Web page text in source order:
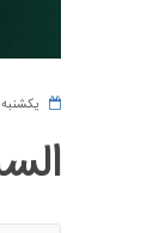
يكشنبه 24/مرداد/1395